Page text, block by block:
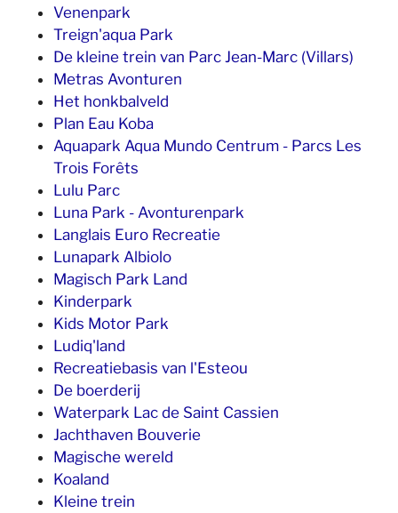
Venenpark
Treign'aqua Park
De kleine trein van Parc Jean-Marc (Villars)
Metras Avonturen
Het honkbalveld
Plan Eau Koba
Aquapark Aqua Mundo Centrum - Parcs Les
Trois Forêts
Lulu Parc
Luna Park - Avonturenpark
Langlais Euro Recreatie
Lunapark Albiolo
Magisch Park Land
Kinderpark
Kids Motor Park
Ludiq'land
Recreatiebasis van l'Esteou
De boerderij
Waterpark Lac de Saint Cassien
Jachthaven Bouverie
Magische wereld
Koaland
Kleine trein